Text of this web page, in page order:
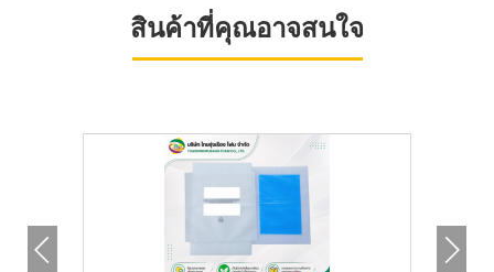
สินค้าที่คุณอาจสนใจ